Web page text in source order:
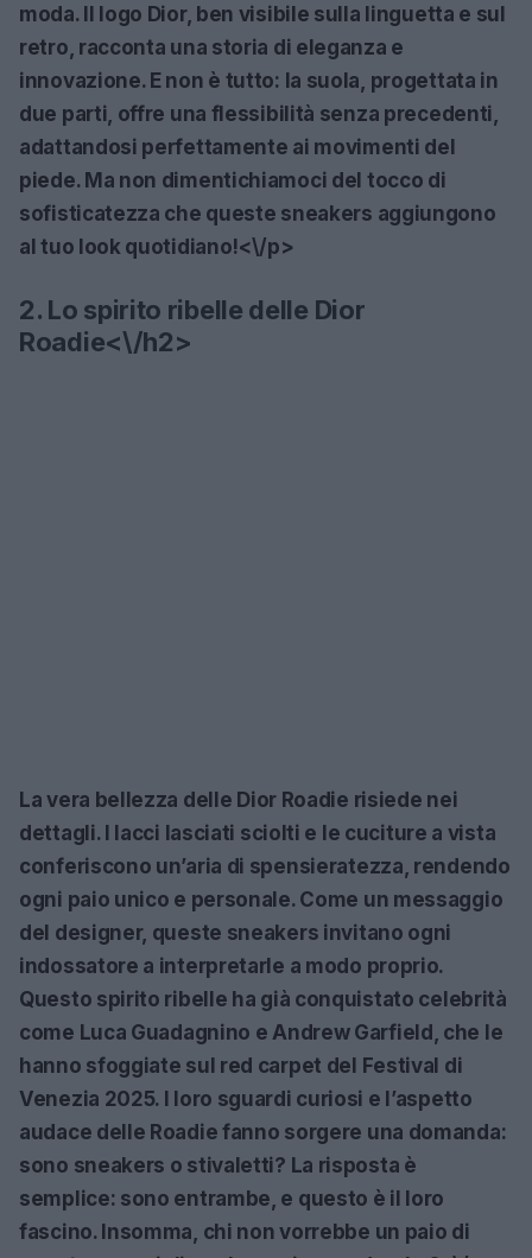
moda. Il logo Dior, ben visibile sulla linguetta e sul
retro, racconta una storia di eleganza e
innovazione. E non è tutto: la suola, progettata in
due parti, offre una flessibilità senza precedenti,
adattandosi perfettamente ai movimenti del
piede. Ma non dimentichiamoci del tocco di
sofisticatezza che queste sneakers aggiungono
al tuo look quotidiano!<\/p>
2. Lo spirito ribelle delle Dior
Roadie<\/h2>
La vera bellezza delle Dior Roadie risiede nei
dettagli. I lacci lasciati sciolti e le cuciture a vista
conferiscono un’aria di spensieratezza, rendendo
ogni paio unico e personale. Come un messaggio
del designer, queste sneakers invitano ogni
indossatore a interpretarle a modo proprio.
Questo spirito ribelle ha già conquistato celebrità
come Luca Guadagnino e Andrew Garfield , che le
hanno sfoggiate sul red carpet del Festival di
Venezia 2025. I loro sguardi curiosi e l’aspetto
audace delle Roadie fanno sorgere una domanda:
sono sneakers o stivaletti? La risposta è
semplice: sono entrambe, e questo è il loro
fascino. Insomma, chi non vorrebbe un paio di